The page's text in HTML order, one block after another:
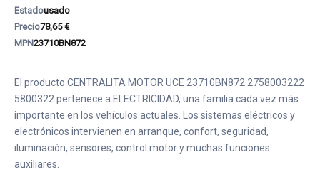
Estadousado
Precio78,65 €
MPN23710BN872
El producto CENTRALITA MOTOR UCE 23710BN872 2758003222
5800322 pertenece a ELECTRICIDAD, una familia cada vez más
importante en los vehículos actuales. Los sistemas eléctricos y
electrónicos intervienen en arranque, confort, seguridad,
iluminación, sensores, control motor y muchas funciones
auxiliares.